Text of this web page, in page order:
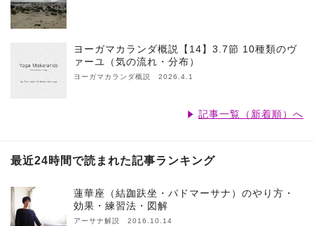
ヨーガマカランダ概説【14】3.7節 10種類のヴ
ァーユ（気の流れ・分布）
ヨーガマカランダ概説 2026.4.1
記事一覧（新着順）へ
最近24時間で読まれた記事ランキング
蓮華座（結跏趺坐・パドマーサナ）のやり方・
効果・練習法・図解
アーサナ解説 2016.10.14